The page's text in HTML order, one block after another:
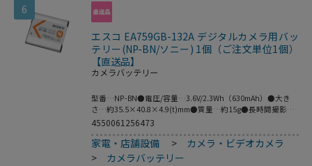
6
エスコ EA759GB-132A デジタルカメラ用バッ
テリー(NP-BN/ソニー) 1個（ご注文単位1個）
【直送品】
カメラバッテリー
型番…NP-BN●電圧/容量…3.6V/2.3Wh（630mAh）●大き
さ…約35.5×40.8×4.9(t)mm●質量…約15g●長時間撮影す
るときに便利な予備バッテリー●リチャージャブルバッテリ
ーパック●省スペース設計●梱包サイズ:91×149×22●梱
包重量62g
4550061256473
家電・店舗設備 > カメラ・ビデオカメラ
> カメラバッテリー